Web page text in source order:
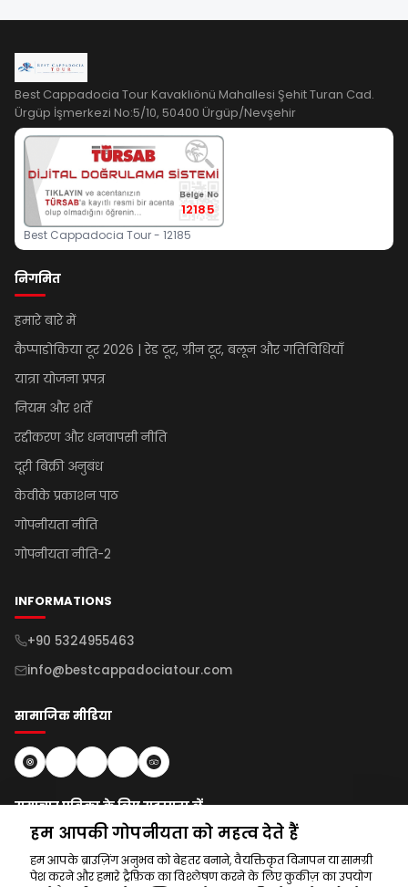
Best Cappadocia Tour Kavaklıönü Mahallesi Şehit Turan Cad.
Ürgüp İşmerkezi No:5/10, 50400 Ürgüp/Nevşehir
12185
Best Cappadocia Tour - 12185
निगमित
हमारे बारे में
कैप्पाडोकिया टूर 2026 | रेड टूर, ग्रीन टूर, बलून और गतिविधियाँ
यात्रा योजना प्रपत्र
नियम और शर्तें
रद्दीकरण और धनवापसी नीति
दूरी बिक्री अनुबंध
केवीके प्रकाशन पाठ
गोपनीयता नीति
गोपनीयता नीति-2
INFORMATIONS
+90 5324955463
info@bestcappadociatour.com
सामाजिक मीडिया
समाचार पत्रिका के लिए सदस्यता लें
सदस्यता लें
हम आपकी गोपनीयता को महत्व देते हैं
हम आपके ब्राउज़िंग अनुभव को बेहतर बनाने, वैयक्तिकृत विज्ञापन या सामग्री
पेश करने और हमारे ट्रैफ़िक का विश्लेषण करने के लिए कुकीज़ का उपयोग